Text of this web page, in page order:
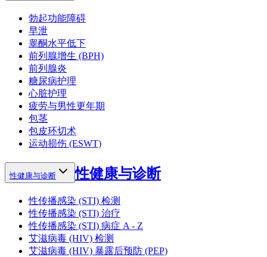
勃起功能障碍
早泄
睾酮水平低下
前列腺增生 (BPH)
前列腺炎
糖尿病护理
心脏护理
疲劳与男性更年期
包茎
包皮环切术
运动损伤 (ESWT)
性健康与诊断 性健康与诊断
性传播感染 (STI) 检测
性传播感染 (STI) 治疗
性传播感染 (STI) 病症 A - Z
艾滋病毒 (HIV) 检测
艾滋病毒 (HIV) 暴露后预防 (PEP)